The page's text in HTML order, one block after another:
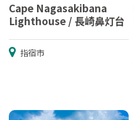
Cape Nagasakibana
Lighthouse / 長崎鼻灯台
指宿市